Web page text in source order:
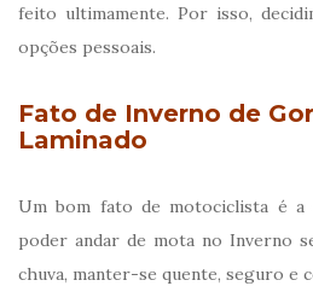
feito ultimamente. Por isso,
opções pessoais.
Fato de Inverno de
Laminado
Um bom fato de motociclista é a
poder andar de mota no Inverno
chuva, manter-se quente, seguro e